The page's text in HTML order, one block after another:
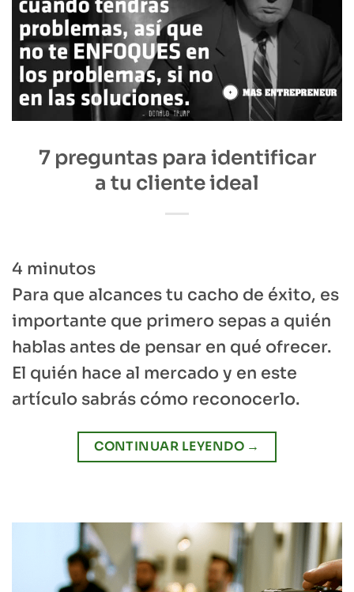
7 preguntas para identificar
a tu cliente ideal
4 minutos
Para que alcances tu cacho de éxito, es
importante que primero sepas a quién
hablas antes de pensar en qué ofrecer.
El quién hace al mercado y en este
artículo sabrás cómo reconocerlo.
CONTINUAR LEYENDO →